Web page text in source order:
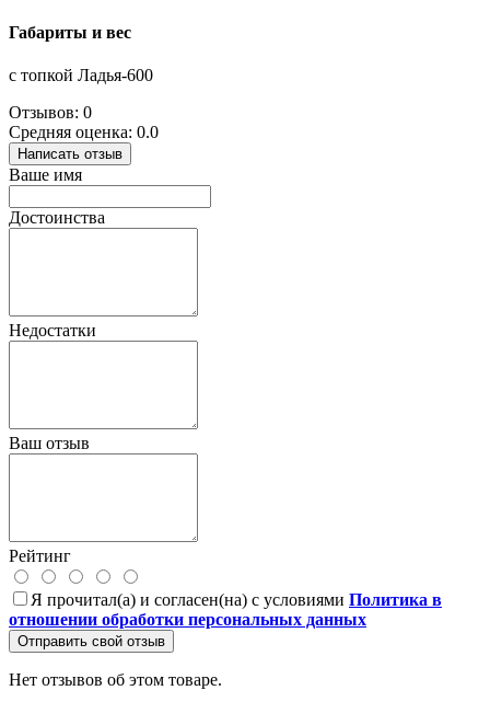
Габариты и вес
с топкой Ладья-600
Отзывов: 0
Средняя оценка: 0.0
Написать отзыв
Ваше имя
Достоинства
Недостатки
Ваш отзыв
Рейтинг
Я прочитал(а) и согласен(на) с условиями Политика в
отношении обработки персональных данных
Отправить свой отзыв
Нет отзывов об этом товаре.